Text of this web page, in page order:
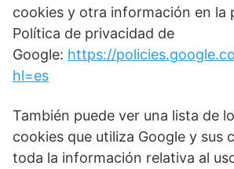
cookies y otra información en la
Política de privacidad de
Google: https://
hl=es
También puede ver una lista de
cookies que utiliza Google y sus
toda la información relativa al